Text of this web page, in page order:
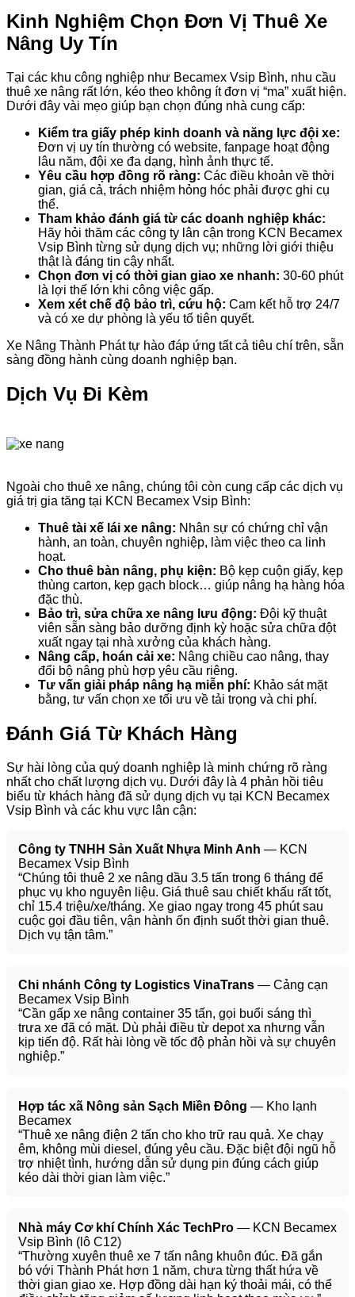
Kinh Nghiệm Chọn Đơn Vị Thuê Xe
Nâng Uy Tín
Tại các khu công nghiệp như Becamex Vsip Bình, nhu cầu
thuê xe nâng rất lớn, kéo theo không ít đơn vị “ma” xuất hiện.
Dưới đây vài mẹo giúp bạn chọn đúng nhà cung cấp:
Kiểm tra giấy phép kinh doanh và năng lực đội xe:
Đơn vị uy tín thường có website, fanpage hoạt động
lâu năm, đội xe đa dạng, hình ảnh thực tế.
Yêu cầu hợp đồng rõ ràng: Các điều khoản về thời
gian, giá cả, trách nhiệm hỏng hóc phải được ghi cụ
thể.
Tham khảo đánh giá từ các doanh nghiệp khác:
Hãy hỏi thăm các công ty lân cận trong KCN Becamex
Vsip Bình từng sử dụng dịch vụ; những lời giới thiệu
thật là đáng tin cậy nhất.
Chọn đơn vị có thời gian giao xe nhanh: 30-60 phút
là lợi thế lớn khi công việc gấp.
Xem xét chế độ bảo trì, cứu hộ: Cam kết hỗ trợ 24/7
và có xe dự phòng là yếu tố tiên quyết.
Xe Nâng Thành Phát tự hào đáp ứng tất cả tiêu chí trên, sẵn
sàng đồng hành cùng doanh nghiệp bạn.
Dịch Vụ Đi Kèm
Ngoài cho thuê xe nâng, chúng tôi còn cung cấp các dịch vụ
giá trị gia tăng tại KCN Becamex Vsip Bình:
Thuê tài xế lái xe nâng: Nhân sự có chứng chỉ vận
hành, an toàn, chuyên nghiệp, làm việc theo ca linh
hoạt.
Cho thuê bàn nâng, phụ kiện: Bộ kẹp cuộn giấy, kẹp
thùng carton, kẹp gạch block… giúp nâng hạ hàng hóa
đặc thù.
Bảo trì, sửa chữa xe nâng lưu động: Đội kỹ thuật
viên sẵn sàng bảo dưỡng định kỳ hoặc sửa chữa đột
xuất ngay tại nhà xưởng của khách hàng.
Nâng cấp, hoán cải xe: Nâng chiều cao nâng, thay
đổi bộ nâng phù hợp yêu cầu riêng.
Tư vấn giải pháp nâng hạ miễn phí: Khảo sát mặt
bằng, tư vấn chọn xe tối ưu về tải trọng và chi phí.
Đánh Giá Từ Khách Hàng
Sự hài lòng của quý doanh nghiệp là minh chứng rõ ràng
nhất cho chất lượng dịch vụ. Dưới đây là 4 phản hồi tiêu
biểu từ khách hàng đã sử dụng dịch vụ tại KCN Becamex
Vsip Bình và các khu vực lân cận:
Công ty TNHH Sản Xuất Nhựa Minh Anh — KCN
Becamex Vsip Bình
“Chúng tôi thuê 2 xe nâng dầu 3.5 tấn trong 6 tháng để
phục vụ kho nguyên liệu. Giá thuê sau chiết khấu rất tốt,
chỉ 15.4 triệu/xe/tháng. Xe giao ngay trong 45 phút sau
cuộc gọi đầu tiên, vận hành ổn định suốt thời gian thuê.
Dịch vụ tận tâm.”
Chi nhánh Công ty Logistics VinaTrans — Cảng cạn
Becamex Vsip Bình
“Cần gấp xe nâng container 35 tấn, gọi buổi sáng thì
trưa xe đã có mặt. Dù phải điều từ depot xa nhưng vẫn
kịp tiến độ. Rất hài lòng về tốc độ phản hồi và sự chuyên
nghiệp.”
Hợp tác xã Nông sản Sạch Miền Đông — Kho lạnh
Becamex
“Thuê xe nâng điện 2 tấn cho kho trữ rau quả. Xe chạy
êm, không mùi diesel, đúng yêu cầu. Đặc biệt đội ngũ hỗ
trợ nhiệt tình, hướng dẫn sử dụng pin đúng cách giúp
kéo dài thời gian làm việc.”
Nhà máy Cơ khí Chính Xác TechPro — KCN Becamex
Vsip Bình (lô C12)
“Thường xuyên thuê xe 7 tấn nâng khuôn đúc. Đã gắn
bó với Thành Phát hơn 1 năm, chưa từng thất hứa về
thời gian giao xe. Hợp đồng dài hạn ký thoải mái, có thể